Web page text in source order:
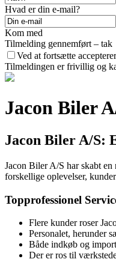
Hvad er din e-mail?
Kom med
Tilmelding gennemført – tak
Ved at fortsætte
Tilmeldingen er frivillig og
Jacon Biler
Jacon Biler A/S:
Jacon Biler A/S har skabt
forskellige oplevelser,
Topprofessionel
Flere kunder roser
Personalet, herunder
Både indkøb og
Der er ros til